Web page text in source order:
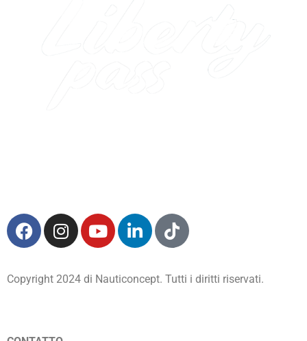
Copyright 2024 di Nauticoncept. Tutti i diritti riservati.